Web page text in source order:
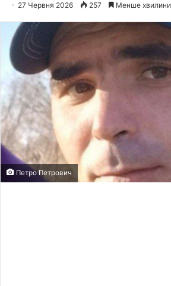
27 Червня 2026 257 Менше хвилини
Петро Петрович